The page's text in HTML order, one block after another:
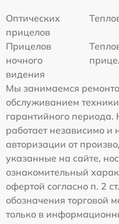
Оптических
прицелов
Прицелов
ночного
видения
Мы занимаемся
обслуживанием
гарантийного
работает независимо
авторизации от
указанные на сайте,
ознакомительный
офертой согласно п. 2
обозначения торговой
только в